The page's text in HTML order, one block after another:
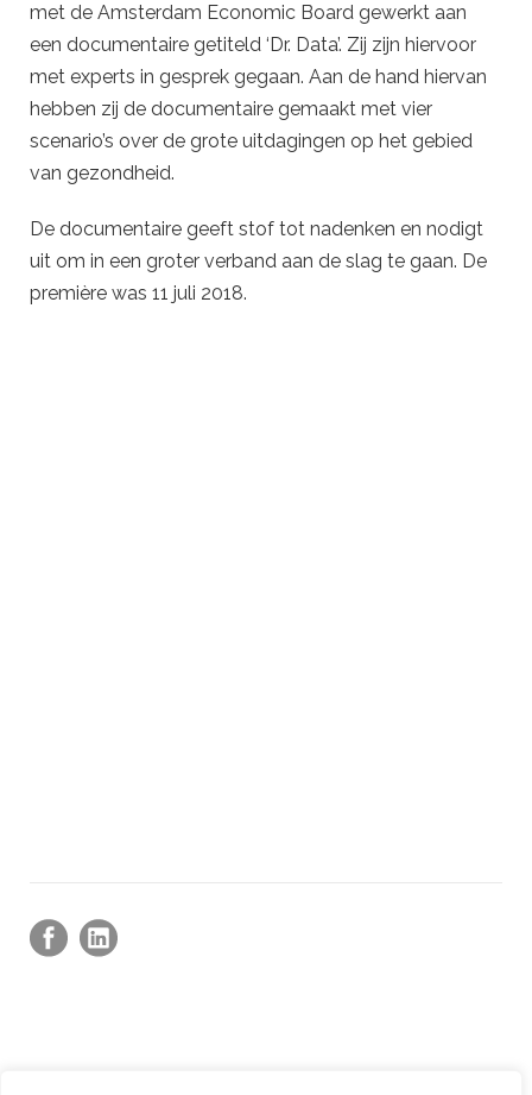
met de Amsterdam Economic Board gewerkt aan
een documentaire getiteld ‘Dr. Data’. Zij zijn hiervoor
met experts in gesprek gegaan. Aan de hand hiervan
hebben zij de documentaire gemaakt met vier
scenario’s over de grote uitdagingen op het gebied
van gezondheid.
De documentaire geeft stof tot nadenken en nodigt
uit om in een groter verband aan de slag te gaan. De
première was 11 juli 2018.